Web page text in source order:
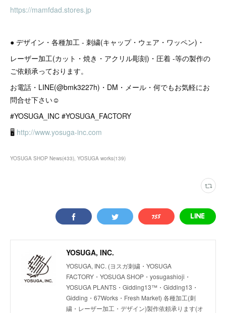
https://mamfdad.stores.jp
● デザイン・各種加工 - 刺繍(キャップ・ウェア・ワッペン)・
レーザー加工(カット・焼き・アクリル彫刻)・圧着 -等の製作の
ご依頼承っております。
お電話・LINE(@bmk3227h)・DM・メール・何でもお気軽にお
問合せ下さい☺︎
#YOSUGA_INC #YOSUGA_FACTORY
🖥 http://www.yosuga-inc.com
YOSUGA SHOP News(433) YOSUGA works(139)
YOSUGA, INC.
YOSUGA, INC. (ヨスガ刺繍・YOSUGA
FACTORY・YOSUGA SHOP・yosugashioji・
YOSUGA PLANTS・Gidding13™・Gidding13・
Gidding・67Works・Fresh Market) 各種加工(刺
繍・レーザー加工・デザイン)製作依頼承ります(オ